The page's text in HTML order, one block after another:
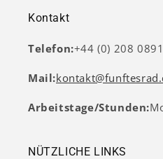
Kontakt
Telefon:+44 (0) 208
Mail:
Arbeitstage/Stunden:
NÜTZLICHE LINKS